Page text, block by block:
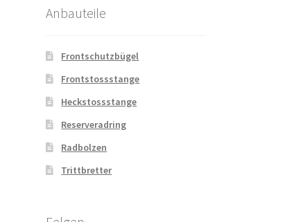
Anbauteile
Frontschutzbügel
Frontstossstange
Heckstossstange
Reserveradring
Radbolzen
Trittbretter